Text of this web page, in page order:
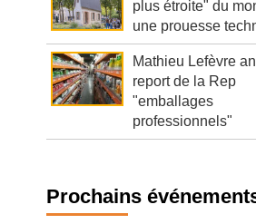
plus étroite" du
une prouesse
Mathieu Lefèvre
report de la Rep
"emballages
professionnels"
Prochains